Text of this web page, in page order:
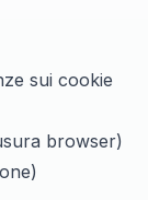
sui cookie
browser)